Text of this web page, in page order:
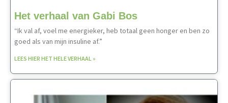
Het verhaal van Gabi Bos
“Ik val af, voel me energieker, heb totaal geen honger en ben zo
goed als van mijn insuline af.”
LEES HIER HET HELE VERHAAL »